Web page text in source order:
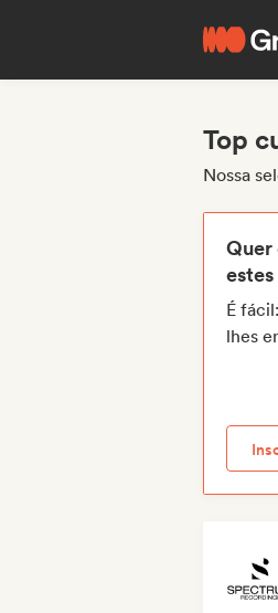
Top
Nossa
Quer
É
lhes